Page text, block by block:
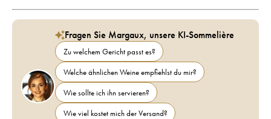
Fragen Sie Margaux, unsere KI-Sommelière
Zu welchem Gericht passt es?
Welche ähnlichen Weine empfiehlst du mir?
Wie sollte ich ihn servieren?
Wie viel kostet mich der Versand?